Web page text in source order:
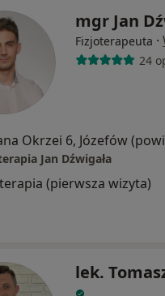
mgr Jan
Fizjoterapeuta ·
24
Jan Dźwigała
(pierwsza wizyta)
lek.